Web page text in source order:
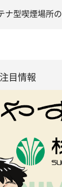
ナ型喫煙場所
注目情報